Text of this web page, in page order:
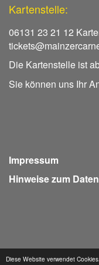
Diese Website verwendet
Kartenstelle:
06131 23 21 12
Die Kartenstelle ist
Sie können uns Ihr
Impressum
Hinweise zum